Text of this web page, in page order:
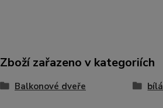
Zboží zařazeno v kategoriích
Balkonové dveře bílá